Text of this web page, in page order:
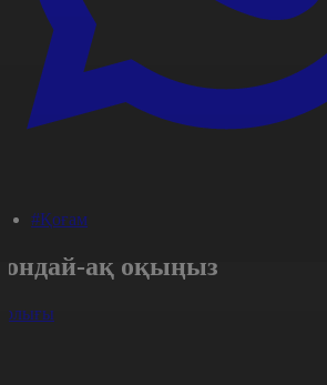
#Қоғам
ақ оқыңыз